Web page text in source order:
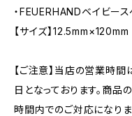
・FEUERHANDベイビー
【サイズ】12.5mm×120mm
【ご注意】当店の営業時
日となっております。商品
時間内でのご対応になりま